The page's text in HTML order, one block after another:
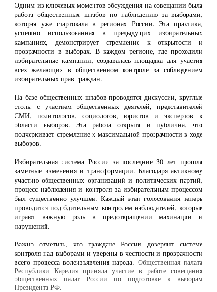
Одним из ключевых моментов обсуждения на совещании была
работа общественных штабов по наблюдению за выборами,
которая уже стартовала в регионах России. Эта практика,
успешно использованная в предыдущих избирательных
кампаниях, демонстрирует стремление к открытости и
прозрачности в выборах. В каждом регионе, где проходили
избирательные кампании, создавалась площадка для участия
всех желающих в общественном контроле за соблюдением
избирательных прав граждан.
На базе общественных штабов проводятся дискуссии, круглые
столы с участием общественных деятелей, представителей
СМИ, политологов, социологов, юристов и экспертов в
области выборов. Эта работа открыта и публична, что
подчеркивает стремление к максимальной прозрачности в ходе
выборов.
Избирательная система России за последние 30 лет прошла
заметные изменения и трансформации. Благодаря активному
участию общественных организаций и политических партий,
процесс наблюдения и контроля за избирательным процессом
был существенно улучшен. Каждый этап голосования теперь
проводится под бдительным контролем наблюдателей, которые
играют важную роль в предотвращении махинаций и
нарушений.
Важно отметить, что граждане России доверяют системе
контроля над выборами и уверены в честности и прозрачности
всего процесса волеизъявления народа.Общественная палата
Республики Карелия приняла участие в работе совещания
общественных палатРоссиипо подготовке к выборам
Президента РФ.